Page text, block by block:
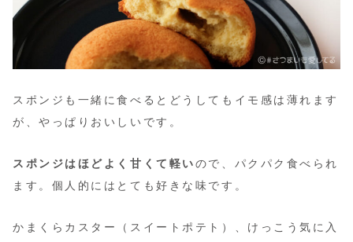
スポンジも一緒に食べるとどうしてもイモ感は薄れます
が、やっぱりおいしいです。
スポンジはほどよく甘くて軽いので、パクパク食べられ
ます。個人的にはとても好きな味です。
かまくらカスター（スイートポテト）、けっこう気に入